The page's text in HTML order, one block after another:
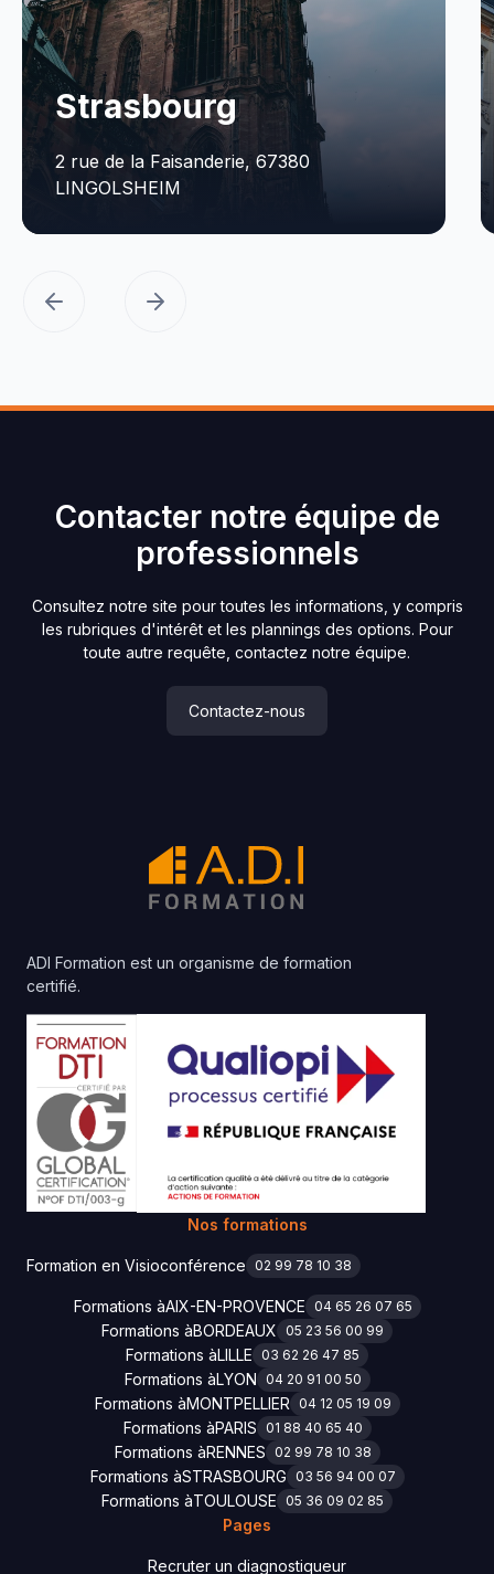
Strasbourg
2 rue de la Faisanderie, 67380
LINGOLSHEIM
Contacter notre équipe de
professionnels
Consultez notre site pour toutes les informations, y compris
les rubriques d'intérêt et les plannings des options. Pour
toute autre requête, contactez notre équipe.
Contactez-nous
ADI Formation est un organisme de formation
certifié.
Nos formations
Formation en Visioconférence 02 99 78 10 38
Formations àAIX-EN-PROVENCE 04 65 26 07 65
Formations àBORDEAUX 05 23 56 00 99
Formations àLILLE 03 62 26 47 85
Formations àLYON 04 20 91 00 50
Formations àMONTPELLIER 04 12 05 19 09
Formations àPARIS 01 88 40 65 40
Formations àRENNES 02 99 78 10 38
Formations àSTRASBOURG 03 56 94 00 07
Formations àTOULOUSE 05 36 09 02 85
Pages
Recruter un diagnostiqueur